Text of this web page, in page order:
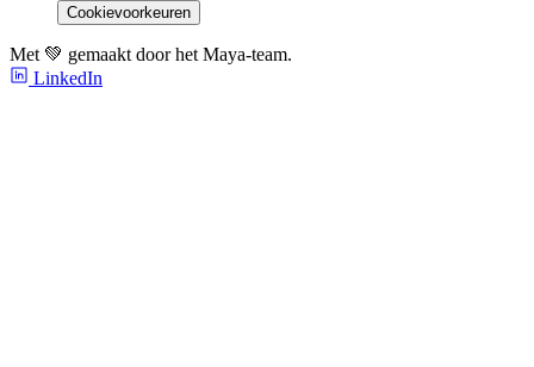
Cookievoorkeuren
Met 💚 gemaakt door het Maya-team.
LinkedIn